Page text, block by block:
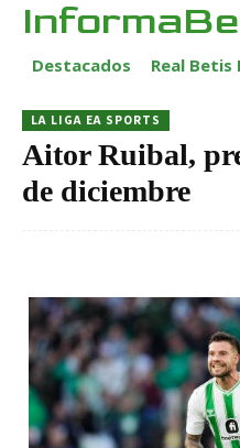
Destacados Real Betis
LA LIGA EA SPORTS
Aitor Ruibal,
de diciembre